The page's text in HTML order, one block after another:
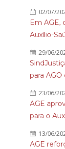
02/07/
Em AGE,
Auxílio-
29/06/
para
23/06/
AGE
para o
13/06/
AGE